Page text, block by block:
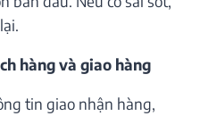
hàng và giao hàng
tin giao nhận hàng,